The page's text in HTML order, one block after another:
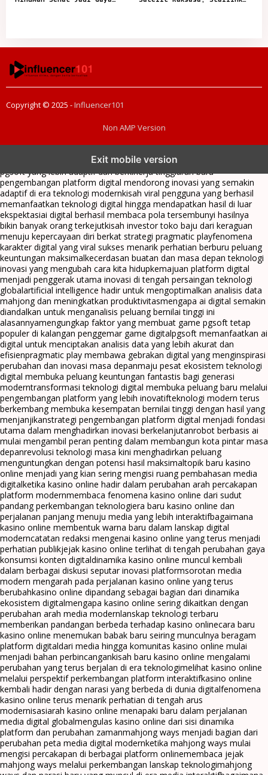
Copyright © 2025 -Influencer101
Non AMP Version
Exit mobile version
menghadirkan inovasi berkualitasai digital menjadi kunci analisis data
pgsoft yang lebih adaptif dan berkinerja tinggiarah baru
pengembangan platform digital mendorong inovasi yang semakin
adaptif di era teknologi modernkisah viral pengguna yang berhasil
memanfaatkan teknologi digital hingga mendapatkan hasil di luar
ekspektasiai digital berhasil membaca pola tersembunyi hasilnya
bikin banyak orang terkejutkisah investor toko baju dari keraguan
menuju kepercayaan diri berkat strategi pragmatic playfenomena
karakter digital yang viral sukses menarik perhatian berburu peluang
keuntungan maksimalkecerdasan buatan dan masa depan teknologi
inovasi yang mengubah cara kita hidupkemajuan platform digital
menjadi penggerak utama inovasi di tengah persaingan teknologi
globalartificial intelligence hadir untuk mengoptimalkan analisis data
mahjong dan meningkatkan produktivitasmengapa ai digital semakin
diandalkan untuk menganalisis peluang bernilai tinggi ini
alasannyamengungkap faktor yang membuat game pgsoft tetap
populer di kalangan penggemar game digitalpgsoft memanfaatkan ai
digital untuk menciptakan analisis data yang lebih akurat dan
efisienpragmatic play membawa gebrakan digital yang menginspirasi
perubahan dan inovasi masa depanmaju pesat ekosistem teknologi
digital membuka peluang keuntungan fantastis bagi generasi
moderntransformasi teknologi digital membuka peluang baru melalui
pengembangan platform yang lebih inovatifteknologi modern terus
berkembang membuka kesempatan bernilai tinggi dengan hasil yang
menjanjikanstrategi pengembangan platform digital menjadi fondasi
utama dalam menghadirkan inovasi berkelanjutanrobot berbasis ai
mulai mengambil peran penting dalam membangun kota pintar masa
depanrevolusi teknologi masa kini menghadirkan peluang
menguntungkan dengan potensi hasil maksimaltopik baru kasino
online menjadi yang kian sering mengisi ruang pembahasan media
digitalketika kasino online hadir dalam perubahan arah percakapan
platform modernmembaca fenomena kasino online dari sudut
pandang perkembangan teknologiera baru kasino online dan
perjalanan panjang menuju media yang lebih interaktifbagaimana
kasino online membentuk warna baru dalam lanskap digital
moderncatatan redaksi mengenai kasino online yang terus menjadi
perhatian publikjejak kasino online terlihat di tengah perubahan gaya
konsumsi konten digitaldinamika kasino online muncul kembali
dalam berbagai diskusi seputar inovasi platformsorotan media
modern mengarah pada perjalanan kasino online yang terus
berubahkasino online dipandang sebagai bagian dari dinamika
ekosistem digitalmengapa kasino online sering dikaitkan dengan
perubahan arah media modernlanskap teknologi terbaru
memberikan pandangan berbeda terhadap kasino onlinecara baru
kasino online menemukan babak baru seiring munculnya beragam
platform digitaldari media hingga komunitas kasino online mulai
menjadi bahan perbincangankisah baru kasino online mengalami
perubahan yang terus berjalan di era teknologimelihat kasino online
melalui perspektif perkembangan platform interaktifkasino online
kembali hadir dengan narasi yang berbeda di dunia digitalfenomena
kasino online terus menarik perhatian di tengah arus
modernisasiarah kasino online menapaki baru dalam perjalanan
media digital globalmengulas kasino online dari sisi dinamika
platform dan perubahan zamanmahjong ways menjadi bagian dari
perubahan peta media digital modernketika mahjong ways mulai
mengisi percakapan di berbagai platform onlinemembaca jejak
mahjong ways melalui perkembangan lanskap teknologimahjong